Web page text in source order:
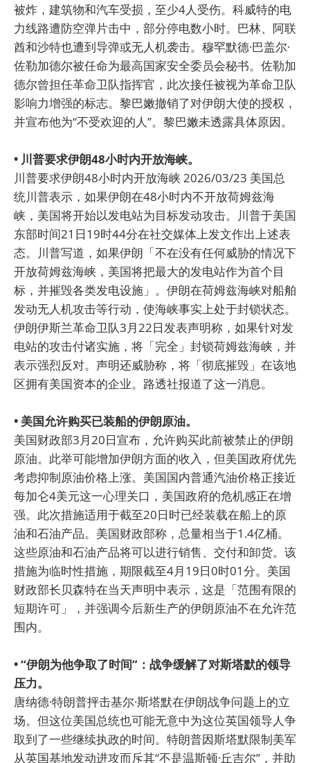
被炸，建筑物和汽车受损，至少4人受伤。科威特的电
力线路遭防空弹片击中，部分停电数小时。巴林、阿联
酋和沙特也遭到导弹或无人机袭击。穆罕默德·巴盖尔·
佐勒加德尔被任命为最高国家安全委员会秘书。佐勒加
德尔曾担任革命卫队指挥官，此次接任被视为革命卫队
影响力增强的标志。黎巴嫩撤销了对伊朗大使的授权，
并宣布他为“不受欢迎的人”。黎巴嫩未透露具体原因。
• 川普要求伊朗48小时内开放海峡。
川普要求伊朗48小时内开放海峡 2026/03/23 美国总
统川普表示，如果伊朗在48小时内不开放荷姆兹海
峡，美国将开始以发电站为目标发动攻击。川普于美国
东部时间21日19时44分在社交媒体上发文作出上述表
态。川普写道，如果伊朗「不在没有任何威胁的情况下
开放荷姆兹海峡，美国将把最大的发电站作为首个目
标，并摧毁各类发电设施」。伊朗在荷姆兹海峡对船舶
发动无人机攻击等行动，使海峡事实上处于封锁状态。
伊朗伊斯兰革命卫队3月22日发表声明称，如果针对发
电站的攻击付诸实施，将「完全」封锁荷姆兹海峡，并
表示强烈反对。声明还威胁称，将「彻底摧毁」在该地
区拥有美国资本的企业。路透社报道了这一消息。
• 美国允许购买已装船的伊朗原油。
美国财政部3月20日宣布，允许购买此前被禁止的伊朗
原油。此举可能增加伊朗方面的收入，但美国政府优先
考虑抑制原油价格上涨。美国国内普通汽油价格正接近
每加仑4美元这一心理关口，美国政府的危机感正在增
强。此次措施适用于截至20日时已经装载在船上的原
油和石油产品。美国财政部称，总量相当于1.4亿桶。
这些原油和石油产品将可以进行销售、交付和卸货。该
措施为临时性措施，期限截至4月19日0时01分。美国
财政部长贝森特在当天声明中表示，这是「范围有限的
短期许可」，并强调今后新生产的伊朗原油不在允许范
围内。
• “伊朗为他争取了时间”：战争缓解了对斯塔默的领导
压力。
唐纳德·特朗普抨击基尔·斯塔默在伊朗战争问题上的立
场。但这位美国总统也可能无意中为这位英国领导人争
取到了一些继续执政的时间。特朗普因斯塔默限制美军
从英国基地发动进攻而斥其“不是温斯顿·丘吉尔”，并助